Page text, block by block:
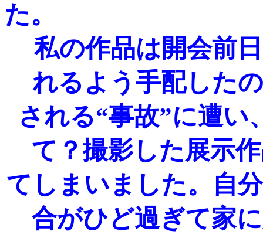
私の作品は開会前
れるよう手配した
される“事故”に遭
て？撮影した展示
てしまいました。自
合がひど過ぎて家